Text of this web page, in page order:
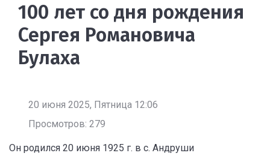
100 лет со дня рождения
Сергея Романовича
Булаха
20 июня 2025, Пятница 12:06
Просмотров: 279
Он родился 20 июня 1925 г. в с. Андруши